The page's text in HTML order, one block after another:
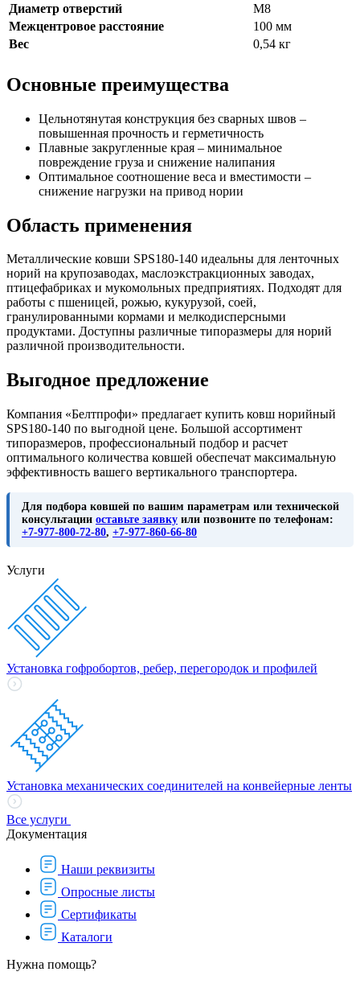
Диаметр отверстий
М8
Межцентровое расстояние
100 мм
Вес
0,54 кг
Основные преимущества
Цельнотянутая конструкция без сварных швов –
повышенная прочность и герметичность
Плавные закругленные края – минимальное
повреждение груза и снижение налипания
Оптимальное соотношение веса и вместимости –
снижение нагрузки на привод нории
Область применения
Металлические ковши SPS180-140 идеальны для ленточных
норий на крупозаводах, маслоэкстракционных заводах,
птицефабриках и мукомольных предприятиях. Подходят для
работы с пшеницей, рожью, кукурузой, соей,
гранулированными кормами и мелкодисперсными
продуктами. Доступны различные типоразмеры для норий
различной производительности.
Выгодное предложение
Компания «Белтпрофи» предлагает купить ковш норийный
SPS180-140 по выгодной цене. Большой ассортимент
типоразмеров, профессиональный подбор и расчет
оптимального количества ковшей обеспечат максимальную
эффективность вашего вертикального транспортера.
Для подбора ковшей по вашим параметрам или технической
консультации оставьте заявку или позвоните по телефонам:
+7-977-800-72-80, +7-977-860-66-80
Услуги
Установка гофробортов, ребер, перегородок и профилей
Установка механических соединителей на конвейерные ленты
Все услуги
Документация
Наши реквизиты
Опросные листы
Сертификаты
Каталоги
Нужна помощь?